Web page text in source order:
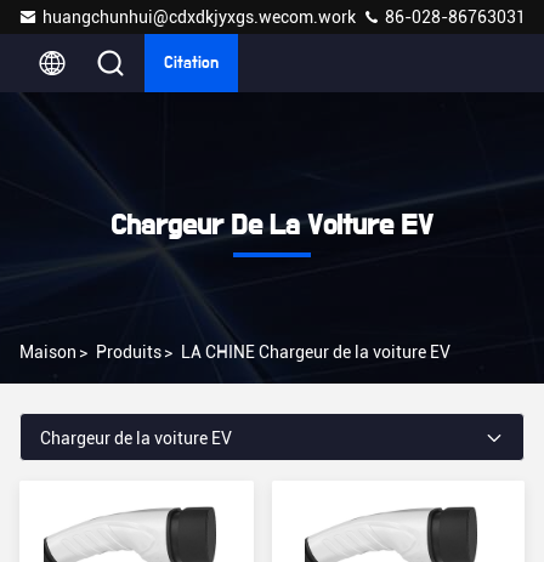
huangchunhui@cdxdkjyxgs.wecom.work 86-028-86763031
Citation
Chargeur De La Voiture EV
Maison > Produits> LA CHINE Chargeur de la voiture EV
Chargeur de la voiture EV